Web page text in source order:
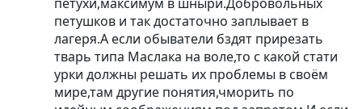
петухи,максимум в шныри.Добровольных
петушков и так достаточно заплывает в
лагеря.А если обыватели бздят прирезать
тварь типа Маслака на воле,то с какой стати
урки должны решать их проблемы в своём
мире,там другие понятия,чморить по